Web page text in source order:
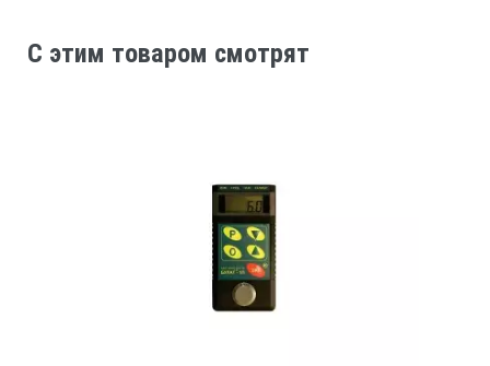
частотой 5 МГц
Встроенная стальная базовая пластина
C этим товаром смотрят